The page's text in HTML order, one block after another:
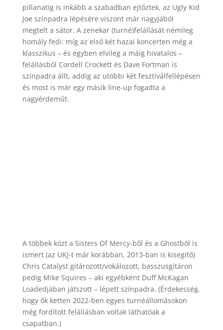
pillanatig is inkább a szabadban ejtőztek, az Ugly Kid
Joe színpadra lépésére viszont már nagyjából
megtelt a sátor. A zenekar (turné)felállását némileg
homály fedi: míg az első két hazai koncerten még a
klasszikus – és egyben elvileg a máig hivatalos –
felállásból Cordell Crockett és Dave Fortman is
színpadra állt, addig az utóbbi két fesztiválfellépésen
és most is már egy másik line-up fogadta a
nagyérdeműt.
A többek közt a Sisters Of Mercy-ből és a Ghostból is
ismert (az UKJ-t már korábban, 2013-ban is kisegítő)
Chris Catalyst gitározott/vokálozott, basszusgitáron
pedig Mike Squires – aki egyébként Duff McKagan
Loadedjában játszott – lépett színpadra. (Érdekesség,
hogy ők ketten 2022-ben egyes turnéállomásokon
még fordított felállásban voltak láthatóak a
csapatban.)